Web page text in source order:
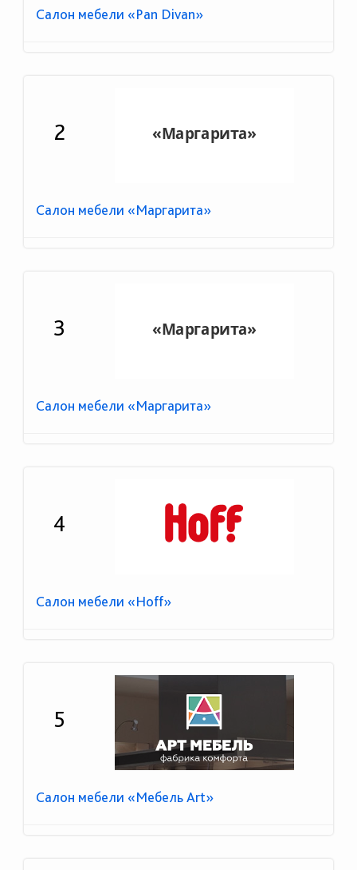
Салон мебели «Pan Divan»
2
Салон мебели «Маргарита»
3
Салон мебели «Маргарита»
4
Салон мебели «Hoff»
5
Салон мебели «Мебель Art»